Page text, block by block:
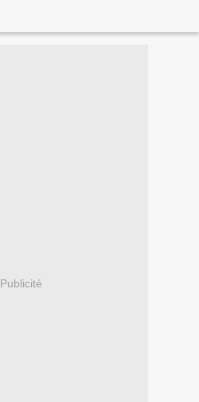
Publicité